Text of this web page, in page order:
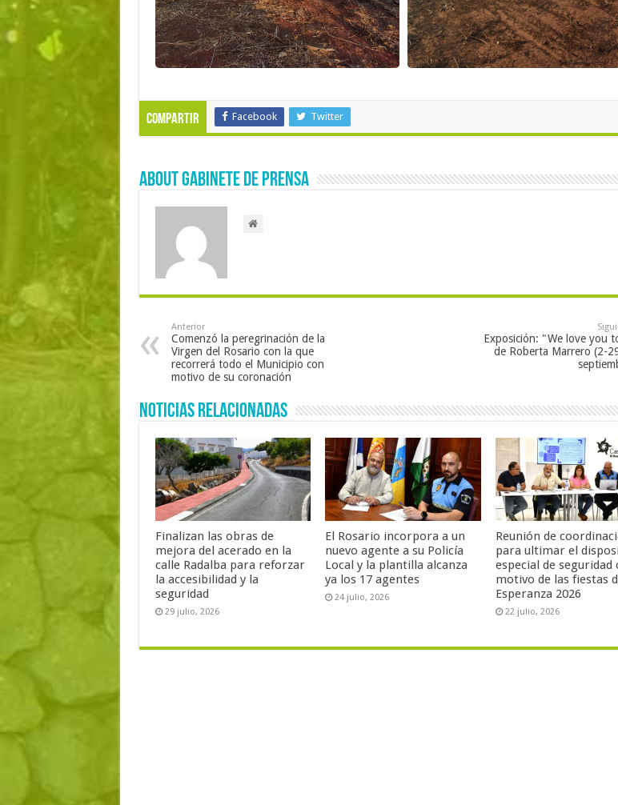
Compartir Facebook Twitter
About Gabinete de Prensa
Anterior
Comenzó la peregrinación de la
Virgen del Rosario con la que
recorrerá todo el Municipio con
motivo de su coronación
Exposición: "We love you
de Roberta Marrero (2-
Noticias Relacionadas
Finalizan las obras de
mejora del acerado en la
calle Radalba para reforzar
la accesibilidad y la
seguridad
29 julio, 2026
El Rosario incorpora a un
nuevo agente a su Policía
Local y la plantilla alcanza
ya los 17 agentes
24 julio, 2026
Reunión de
para ultimar el
especial de seguridad
motivo de las fiestas
Esperanza 2026
22 julio, 2026